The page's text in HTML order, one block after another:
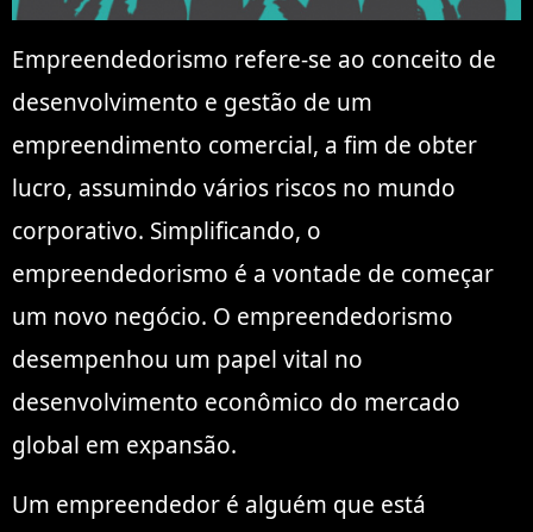
Empreendedorismo refere-se ao conceito de
desenvolvimento e gestão de um
empreendimento comercial, a fim de obter
lucro, assumindo vários riscos no mundo
corporativo. Simplificando, o
empreendedorismo é a vontade de começar
um novo negócio. O empreendedorismo
desempenhou um papel vital no
desenvolvimento econômico do mercado
global em expansão.
Um empreendedor é alguém que está